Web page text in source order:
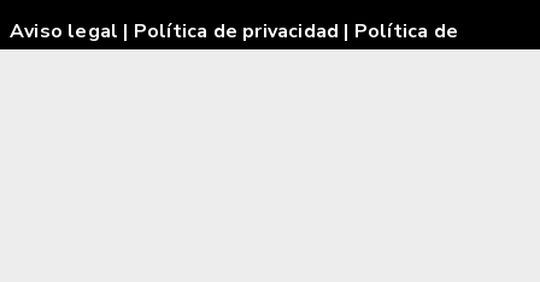
Aviso legal | Política de privacidad | Política de